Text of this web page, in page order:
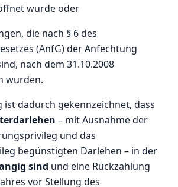
wurde oder
die nach § 6 des
(AnfG) der Anfechtung
nach dem 31.10.2008
wurden.
ist dadurch gekennzeichnet, dass
– mit Ausnahme der
und das
begünstigten Darlehen – in der
sind und eine Rückzahlung
vor Stellung des